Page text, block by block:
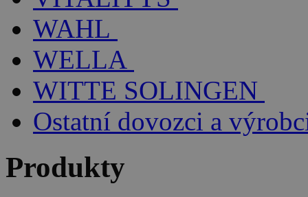
WAHL
WELLA
WITTE SOLINGEN
Ostatní dovozci a
Produkty